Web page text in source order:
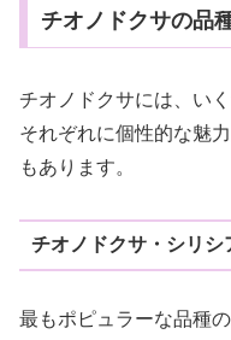
チオノドクサの品
チオノドクサには、い
それぞれに個性的な魅
もあります。
チオノドクサ・シリ
最もポピュラーな品種